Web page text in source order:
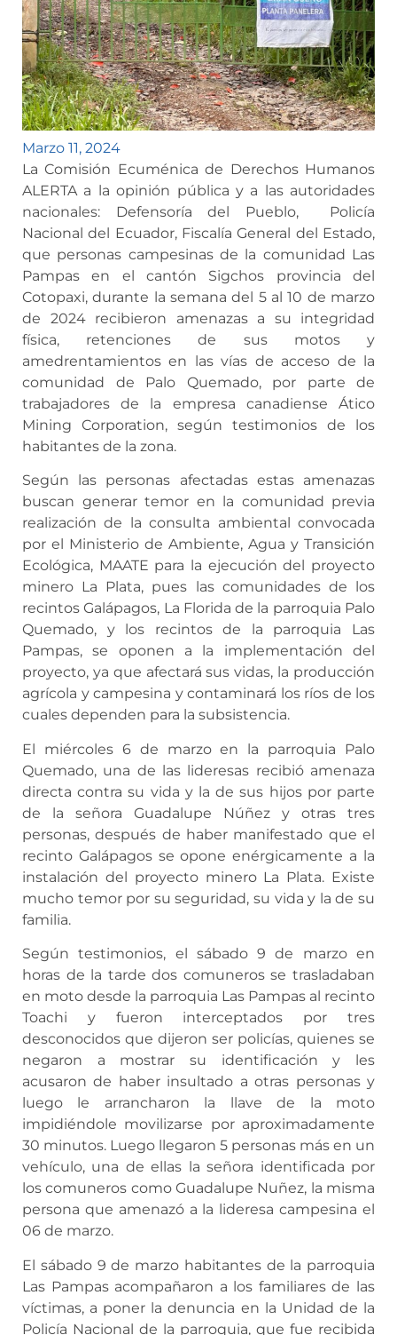
Marzo 11, 2024
La Comisión Ecuménica de Derechos Humanos
ALERTA a la opinión pública y a las autoridades
nacionales: Defensoría del Pueblo, Policía
Nacional del Ecuador, Fiscalía General del Estado,
que personas campesinas de la comunidad Las
Pampas en el cantón Sigchos provincia del
Cotopaxi, durante la semana del 5 al 10 de marzo
de 2024 recibieron amenazas a su integridad
física, retenciones de sus motos y
amedrentamientos en las vías de acceso de la
comunidad de Palo Quemado, por parte de
trabajadores de la empresa canadiense Ático
Mining Corporation, según testimonios de los
habitantes de la zona.
Según las personas afectadas estas amenazas
buscan generar temor en la comunidad previa
realización de la consulta ambiental convocada
por el Ministerio de Ambiente, Agua y Transición
Ecológica, MAATE para la ejecución del proyecto
minero La Plata, pues las comunidades de los
recintos Galápagos, La Florida de la parroquia Palo
Quemado, y los recintos de la parroquia Las
Pampas, se oponen a la implementación del
proyecto, ya que afectará sus vidas, la producción
agrícola y campesina y contaminará los ríos de los
cuales dependen para la subsistencia.
El miércoles 6 de marzo en la parroquia Palo
Quemado, una de las lideresas recibió amenaza
directa contra su vida y la de sus hijos por parte
de la señora Guadalupe Núñez y otras tres
personas, después de haber manifestado que el
recinto Galápagos se opone enérgicamente a la
instalación del proyecto minero La Plata. Existe
mucho temor por su seguridad, su vida y la de su
familia.
Según testimonios, el sábado 9 de marzo en
horas de la tarde dos comuneros se trasladaban
en moto desde la parroquia Las Pampas al recinto
Toachi y fueron interceptados por tres
desconocidos que dijeron ser policías, quienes se
negaron a mostrar su identificación y les
acusaron de haber insultado a otras personas y
luego le arrancharon la llave de la moto
impidiéndole movilizarse por aproximadamente
30 minutos. Luego llegaron 5 personas más en un
vehículo, una de ellas la señora identificada por
los comuneros como Guadalupe Nuñez, la misma
persona que amenazó a la lideresa campesina el
06 de marzo.
El sábado 9 de marzo habitantes de la parroquia
Las Pampas acompañaron a los familiares de las
víctimas, a poner la denuncia en la Unidad de la
Policía Nacional de la parroquia, que fue recibida